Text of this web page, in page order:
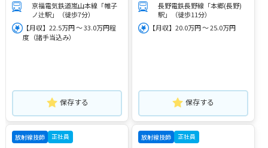
京福電気鉄道嵐山本線「帷子
ノ辻駅」（徒歩7分）
【月収】22.5万円 ～ 33.0万円程
度（諸手当込み）
保存する
長野電鉄長野線「本郷(長野)
駅」（徒歩11分）
【月収】20.0万円 ～ 25.0万円
保存する
放射線技師 正社員 放射線技師 正社員